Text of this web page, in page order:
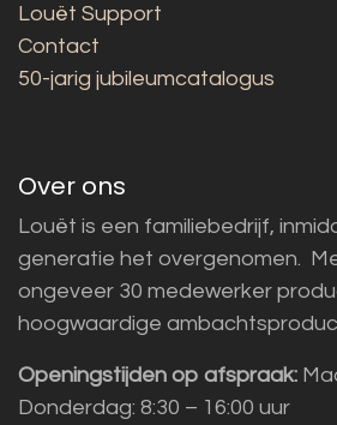
Louët Support
Contact
50-jarig jubileumcatalogus
Over ons
Louët is een familiebedrijf,
generatie het overgenomen.
ongeveer 30 medewerker
hoogwaardige
Openingstijden op afspraak:
Donderdag: 8:30 – 16:00 uur